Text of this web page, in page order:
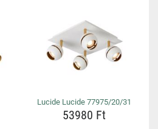
Lucide Lucide 77975/20/31
53980 Ft